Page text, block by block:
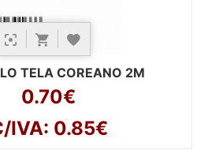
TELA COREANO 2M
0.70€
IVA: 0.85€